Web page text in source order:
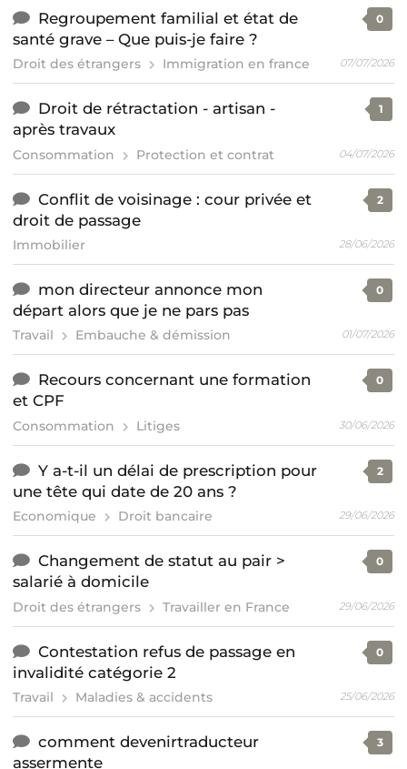
Regroupement familial et état de
santé grave – Que puis-je faire ?
Droit des étrangers Immigration en france
0
07/07/2026
Droit de rétractation - artisan -
après travaux
Consommation Protection et contrat
1
04/07/2026
Conflit de voisinage : cour privée et
droit de passage
Immobilier
2
28/06/2026
mon directeur annonce mon
départ alors que je ne pars pas
Travail Embauche & démission
0
01/07/2026
Recours concernant une formation
et CPF
Consommation Litiges
0
30/06/2026
Y a-t-il un délai de prescription pour
une tête qui date de 20 ans ?
Economique Droit bancaire
2
29/06/2026
Changement de statut au pair >
salarié à domicile
Droit des étrangers Travailler en France
0
29/06/2026
Contestation refus de passage en
invalidité catégorie 2
Travail Maladies & accidents
0
25/06/2026
comment devenirtraducteur
assermente
3